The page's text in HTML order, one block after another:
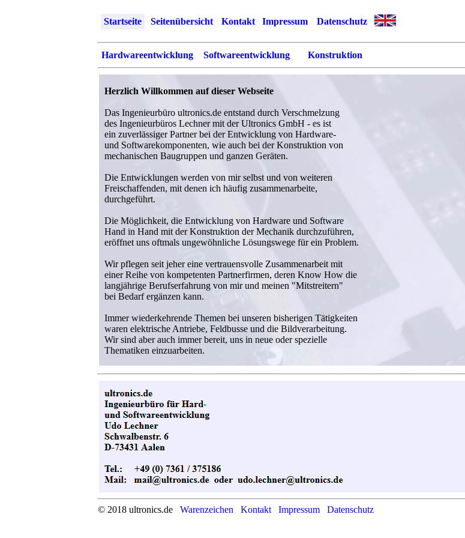
Startseite Seitenübersicht Kontakt Impressum Datenschutz
Hardwareentwicklung Softwareentwicklung Konstruktion
Herzlich Willkommen auf dieser Webseite
Das Ingenieurbüro ultronics.de entstand durch Verschmelzung
des Ingenieurbüros Lechner mit der Ultronics GmbH - es ist
ein zuverlässiger Partner bei der Entwicklung von Hardware-
und Softwarekomponenten, wie auch bei der Konstruktion von
mechanischen Baugruppen und ganzen Geräten.
Die Entwicklungen werden von mir selbst und von weiteren
Freischaffenden, mit denen ich häufig zusammenarbeite,
durchgeführt.
Die Möglichkeit, die Entwicklung von Hardware und Software
Hand in Hand mit der Konstruktion der Mechanik durchzuführen,
eröffnet uns oftmals ungewöhnliche Lösungswege für ein Problem.
Wir pflegen seit jeher eine vertrauensvolle Zusammenarbeit mit
einer Reihe von kompetenten Partnerfirmen, deren Know How die
langjährige Berufserfahrung von mir und meinen "Mitstreitern"
bei Bedarf ergänzen kann.
Immer wiederkehrende Themen bei unseren bisherigen Tätigkeiten
waren elektrische Antriebe, Feldbusse und die Bildverarbeitung.
Wir sind aber auch immer bereit, uns in neue oder spezielle
Thematiken einzuarbeiten.
© 2018 ultronics.de Warenzeichen Kontakt Impressum Datenschutz